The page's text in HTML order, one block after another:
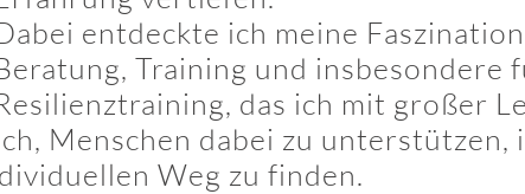
entdeckte ich meine
Training und insbesondere
das ich mit großer
Menschen dabei zu unterstützen,
Weg zu finden.